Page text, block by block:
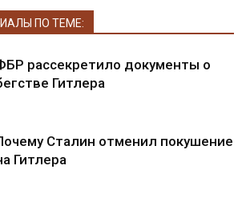
ПО ТЕМЕ:
рассекретило документы о
Гитлера
Сталин отменил покушение
Гитлера